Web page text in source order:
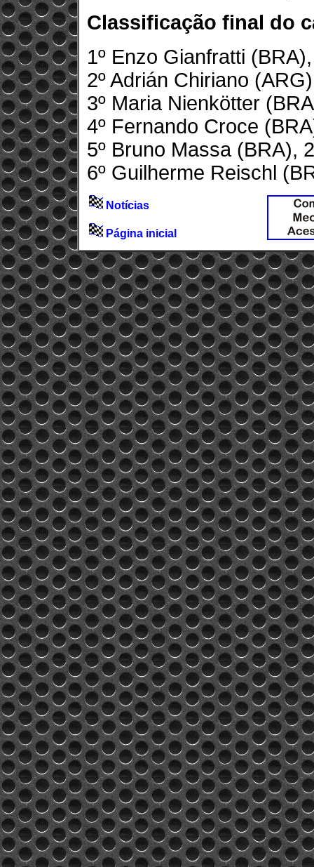
Classificação final do
1º Enzo Gianfratti
2º Adrián Chiriano
3º Maria Nienkötter
4º Fernando Croce
5º Bruno Massa (BRA),
6º Guilherme Reischl
Notícias
Página inicial